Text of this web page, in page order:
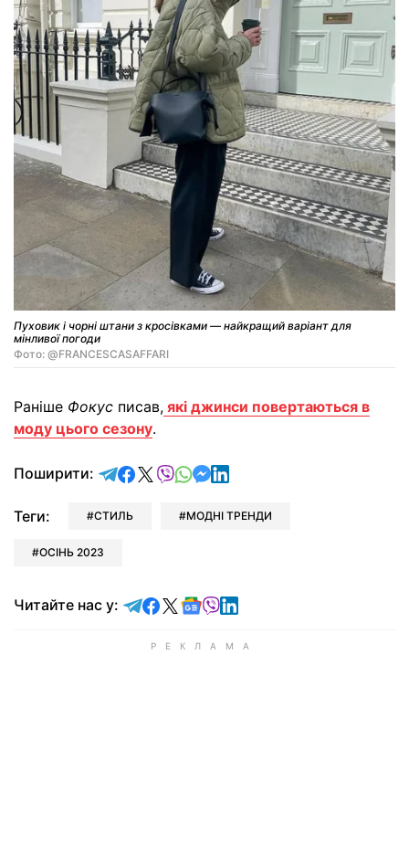
Пуховик і чорні штани з кросівками — найкращий варіант для
мінливої погоди
Фото: @FRANCESCASAFFARI
Раніше Фокус писав, які джинси повертаються в
моду цього сезону.
Поширити: відправити у Telegram
поділитись у Facebook
поділитись у X
відправити у Viber
відправити у Whatsapp
відправити у Messenger
відправити у LinkedIn
Теги: СТИЛЬ МОДНІ ТРЕНДИ
ОСІНЬ 2023
Читайте нас у: Читайте у Telegram
Читайте у Facebook
Читайте у X
Читайте у Google news
Читайте у Viber
Читайте у LinkedIn